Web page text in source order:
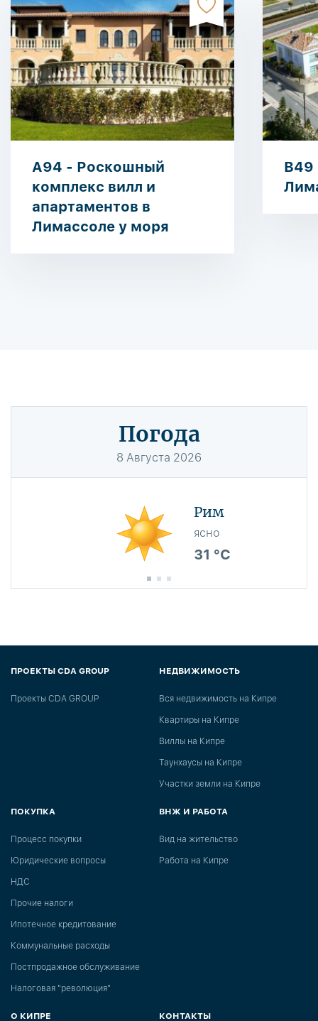
A94 - Роскошный
комплекс вилл и
апартаментов в
Лимассоле у моря
B49
Погода
8 Августа 2026
Рим
ясно
31 °C
ПРОЕКТЫ CDA GROUP
Проекты CDA GROUP
НЕДВИЖИМОСТЬ
Вся недвижимость на Кипре
Квартиры на Кипре
Виллы на Кипре
Таунхаусы на Кипре
Участки земли на Кипре
ПОКУПКА
Процесс покупки
Юридические вопросы
НДС
Прочие налоги
Ипотечное кредитование
Коммунальные расходы
Постпродажное обслуживание
Налоговая "революция"
ВНЖ И РАБОТА
Вид на жительство
Работа на Кипре
О КИПРЕ КОНТАКТЫ